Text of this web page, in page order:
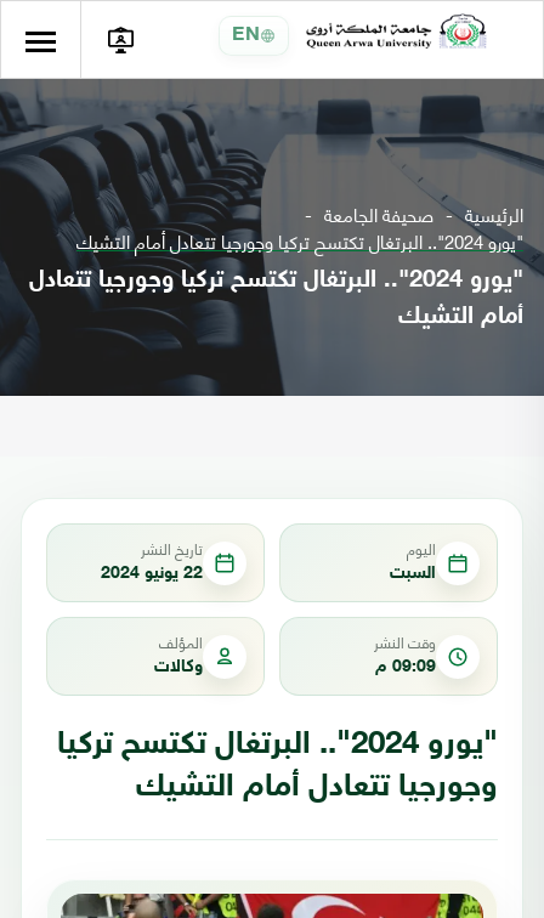
EN
الرئيسية صحيفة الجامعة
"يورو 2024".. البرتغال تكتسح تركيا وجورجيا تتعادل أمام التشيك
"يورو 2024".. البرتغال تكتسح تركيا وجورجيا تتعادل
أمام التشيك
اليوم
السبت
تاريخ النشر
22 يونيو 2024
وقت النشر
09:09 م
المؤلف
وكالات
"يورو 2024".. البرتغال تكتسح تركيا
وجورجيا تتعادل أمام التشيك